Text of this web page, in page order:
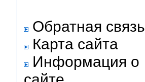
Обратная связь
Карта сайта
Информация о